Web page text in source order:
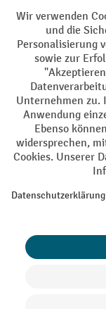
Barrierefreiheit
Alle Preise exkl.
¹ Der Rabatt gilt so
oder Gutscheinen ist
eingelöst werden. Die
Produktkategorie
Heben | 7% auf